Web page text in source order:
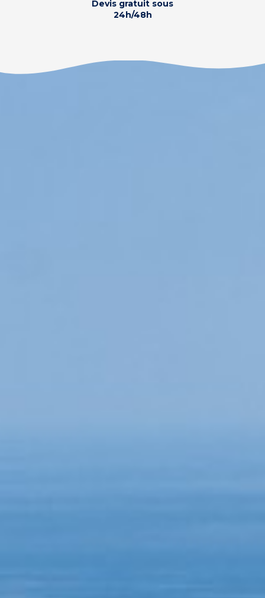
Devis gratuit sous
24h/48h